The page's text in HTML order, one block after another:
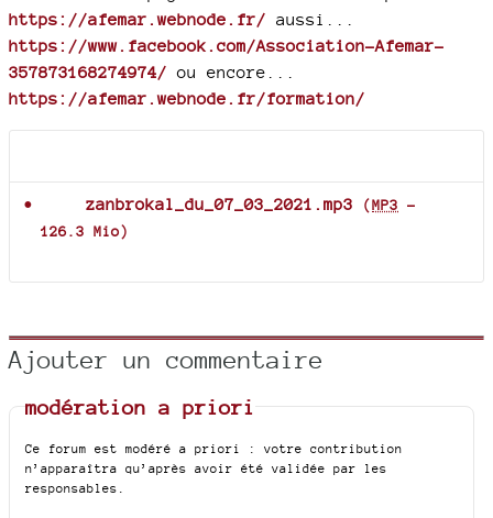
https://afemar.webnode.fr/ aussi...
https://www.facebook.com/Association-Afemar-
357873168274974/ ou encore...
https://afemar.webnode.fr/formation/
zanbrokal_du_07_03_2021.mp3 (MP3 -
126.3 Mio)
Ajouter un commentaire
modération a priori
Ce forum est modéré a priori : votre contribution
n’apparaîtra qu’après avoir été validée par les
responsables.